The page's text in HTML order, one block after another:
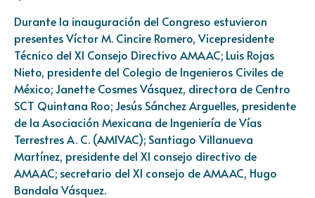
Durante la inauguración del Congreso estuvieron
presentes Víctor M. Cincire Romero, Vicepresidente
Técnico del XI Consejo Directivo AMAAC; Luis Rojas
Nieto, presidente del Colegio de Ingenieros Civiles de
México; Janette Cosmes Vásquez, directora de Centro
SCT Quintana Roo; Jesús Sánchez Arguelles, presidente
de la Asociación Mexicana de Ingeniería de Vías
Terrestres A. C. (AMIVAC); Santiago Villanueva
Martínez, presidente del XI consejo directivo de
AMAAC; secretario del XI consejo de AMAAC, Hugo
Bandala Vásquez.